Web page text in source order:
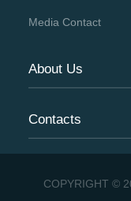
Media Contact
About Us
Contacts
COPYRIGHT ©